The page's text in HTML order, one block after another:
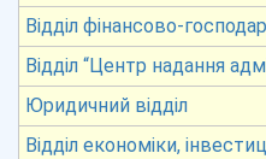
Відділ фінансово-
Відділ “Центр надання
Юридичний відділ
Відділ економіки,